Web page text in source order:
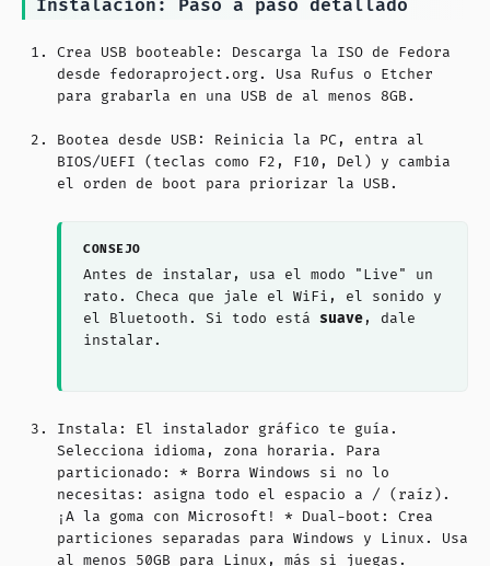
Instalación: Paso a paso detallado
Crea USB booteable: Descarga la ISO de Fedora
desde fedoraproject.org. Usa Rufus o Etcher
para grabarla en una USB de al menos 8GB.
Bootea desde USB: Reinicia la PC, entra al
BIOS/UEFI (teclas como F2, F10, Del) y cambia
el orden de boot para priorizar la USB.
Antes de instalar, usa el modo "Live" un
rato. Checa que jale el WiFi, el sonido y
el Bluetooth. Si todo está suave, dale
instalar.
Instala: El instalador gráfico te guía.
Selecciona idioma, zona horaria. Para
particionado: * Borra Windows si no lo
necesitas: asigna todo el espacio a / (raíz).
¡A la goma con Microsoft! * Dual-boot: Crea
particiones separadas para Windows y Linux. Usa
al menos 50GB para Linux, más si juegas.